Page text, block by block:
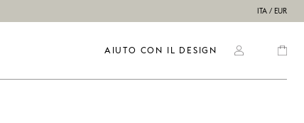
ITA / EUR
AIUTO CON IL DESIGN